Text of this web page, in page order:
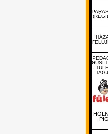
GUSI
PIG